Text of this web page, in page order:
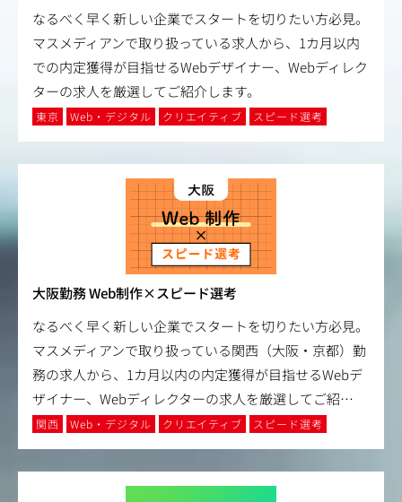
なるべく早く新しい企業でスタートを切りたい方必見。
マスメディアンで取り扱っている求人から、1カ月以内
での内定獲得が目指せるWebデザイナー、Webディレク
ターの求人を厳選してご紹介します。
東京 Web・デジタル クリエイティブ スピード選考
大阪勤務 Web制作×スピード選考
なるべく早く新しい企業でスタートを切りたい方必見。
マスメディアンで取り扱っている関西（大阪・京都）勤
務の求人から、1カ月以内の内定獲得が目指せるWebデ
ザイナー、Webディレクターの求人を厳選してご紹…
関西 Web・デジタル クリエイティブ スピード選考